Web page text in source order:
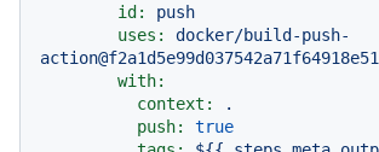
id:
push
uses:
docker/build-push-
with:
context:
.
push:
true